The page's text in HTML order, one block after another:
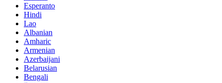
Esperanto
Hindi
Lao
Albanian
Amharic
Armenian
Azerbaijani
Belarusian
Bengali